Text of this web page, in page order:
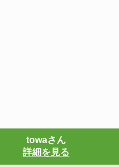
towaさん
詳細を見る